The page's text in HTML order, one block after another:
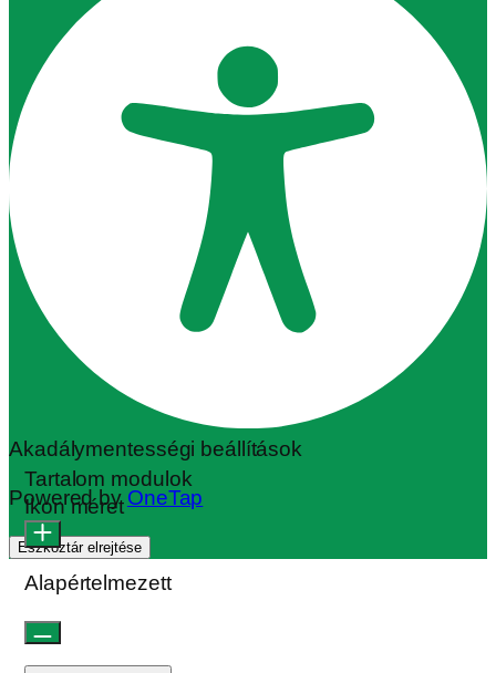
Akadálymentességi beállítások
Powered byOneTap
Eszköztár elrejtése
Tartalom modulok
Ikon méret
Alapértelmezett